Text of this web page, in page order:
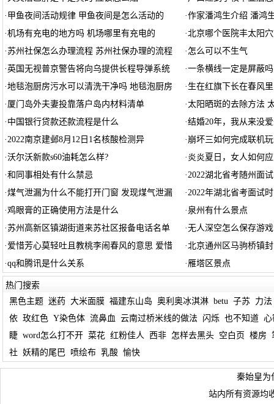
· 甲鱼夜间活动规律 甲鱼夜间是怎么活动的 ·作家潘鸿生介绍 潘鸿
·机场有充电的地方吗 机场哪里有充电的 ·北京哪个医院丰太阳
·苏州社保怎么办理流程 苏州社保办理的流程 · 怎么可以不生气
·英国无视普京警告将向乌提供长程导弹系统 ·一条横线一定是屏蔽吗
·地毯泡厨房污水可以清洗干净吗 地毯泡厨房 · 生在红旗下长在春风
· 厦门岛外夫妻投靠落户岛内材料清单 ·太阳晒斑的去除方法
· 中国银行贷款还款流程是什么 ·结婚20年，我从来没
·2022南京建邺8月12日1名核酸检测异 · 崩坏三如何完成联机
·沃尔沃新款s60油耗怎么样? · 炎炎夏日，女人如何
·和同事相处有什么禁忌 ·2022湖北省考随州面
·煤气泄漏为什么不能打开门窗 发现煤气泄漏 ·2022年湖北省考面试
·鸡眼膏的正确使用方法是什么 · 泉州有什么景点
·苏州高新区镇湖街道来苏社区报备电话名单 ·无人深空怎么保存游戏
· 爱惜芳心莫轻吐且教桃李闹春风的意思 爱惜 ·北京通州区马驹桥镇
·qq和腾讯是什么关系 · 雁塔区景点
热门搜索
黑色主题 迷药 大米面膜 福建东山岛 奥利奥冰淇淋 betu 子苏
力法
依 玫红色 Y染色体 流鼻血 云南过桥米线的做法 闪烁 也不知道 心
睫 word怎么打不开 菜花 红粉佳人 西非 怎样去黑头 空白页 楼房
社 妖精的尾巴 喷绘布 乳酸 愉快
秦始皇为
站内所有资源均